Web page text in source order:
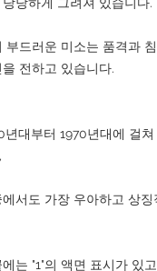
부드러운 미소는 품격과
전하고 있습니다.
년대부터 1970년대에 걸
서도 가장 우아하고 상
는 "1"의 액면 표시가 있